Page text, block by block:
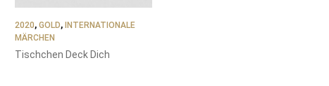
2020, GOLD, INTERNATIONALE
MÄRCHEN
Tischchen Deck Dich